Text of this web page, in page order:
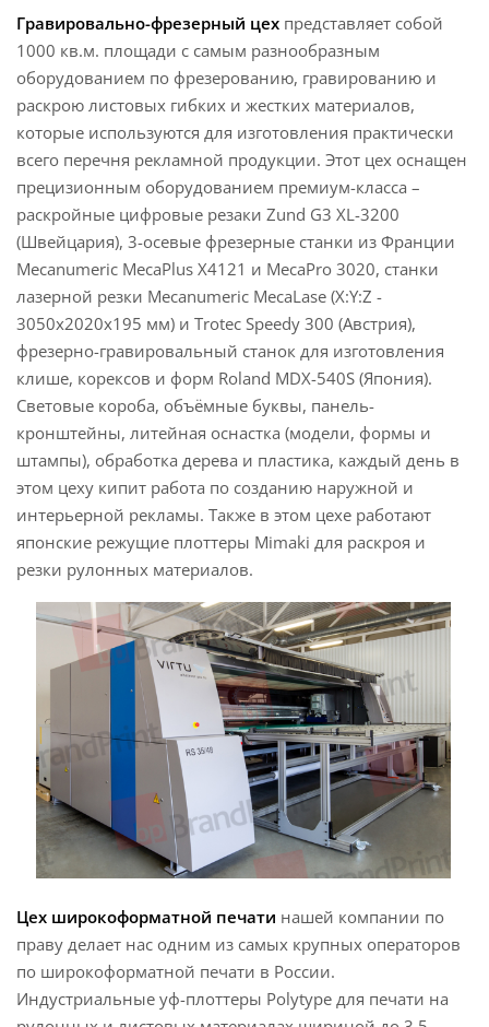
Гравировально-фрезерный цех представляет собой
1000 кв.м. площади с самым разнообразным
оборудованием по фрезерованию, гравированию и
раскрою листовых гибких и жестких материалов,
которые используются для изготовления практически
всего перечня рекламной продукции. Этот цех оснащен
прецизионным оборудованием премиум-класса –
раскройные цифровые резаки Zund G3 XL-3200
(Швейцария), 3-осевые фрезерные станки из Франции
Mecanumeric MecaPlus X4121 и MecaPro 3020, станки
лазерной резки Mecanumeric MecaLase (X:Y:Z -
3050x2020x195 мм) и Trotec Speedy 300 (Австрия),
фрезерно-гравировальный станок для изготовления
клише, корексов и форм Roland MDX-540S (Япония).
Световые короба, объёмные буквы, панель-
кронштейны, литейная оснастка (модели, формы и
штампы), обработка дерева и пластика, каждый день в
этом цеху кипит работа по созданию наружной и
интерьерной рекламы. Также в этом цехе работают
японские режущие плоттеры Mimaki для раскроя и
резки рулонных материалов.
Цех широкоформатной печати нашей компании по
праву делает нас одним из самых крупных операторов
по широкоформатной печати в России.
Индустриальные уф-плоттеры Polytype для печати на